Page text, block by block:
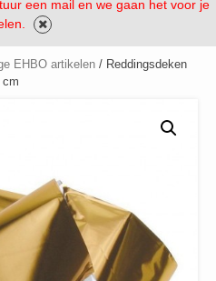
een mail en we gaan het voor je
EHBO artikelen / Reddingsdeken
cm